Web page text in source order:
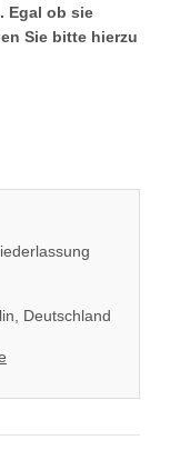
Egal ob sie
Sie bitte hierzu
Deutschland